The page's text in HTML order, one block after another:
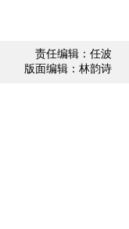
责任编辑：任波
版面编辑：林韵诗